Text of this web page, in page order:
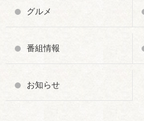
グルメ
番組情報
お知らせ